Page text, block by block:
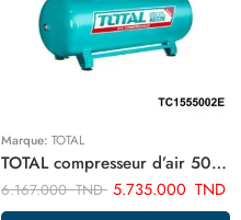
Marque: TOTAL
TOTAL compresseur d’air 500 litre 5.5hp TC1555002E
6.167.000TND 5.735.000 TND